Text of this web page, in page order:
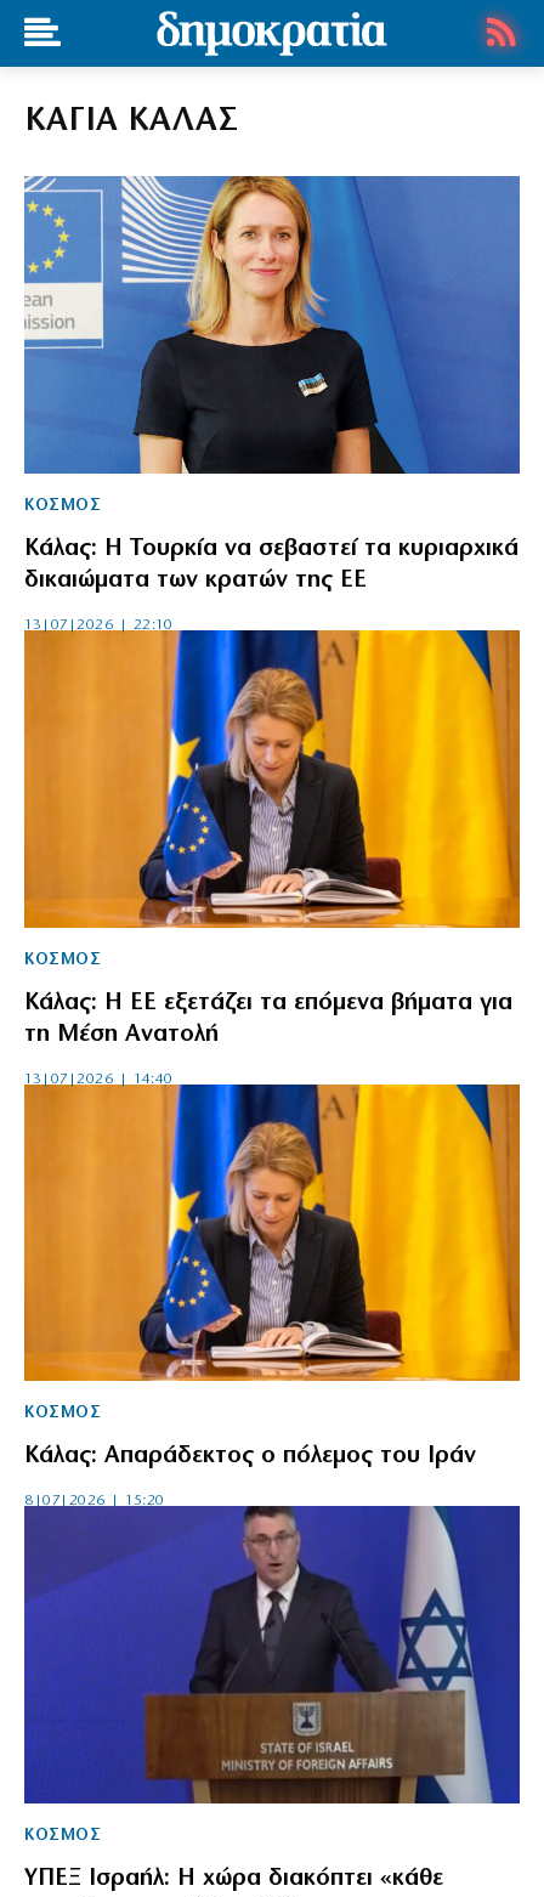
ΚΑΓΙΑ ΚΑΛΑΣ
ΚΟΣΜΟΣ
Κάλας: Η Τουρκία να σεβαστεί τα κυριαρχικά
δικαιώματα των κρατών της ΕΕ
13|07|2026 | 22:10
ΚΟΣΜΟΣ
Κάλας: Η ΕΕ εξετάζει τα επόμενα βήματα για
τη Μέση Ανατολή
13|07|2026 | 14:40
ΚΟΣΜΟΣ
Κάλας: Απαράδεκτος ο πόλεμος του Ιράν
8|07|2026 | 15:20
ΚΟΣΜΟΣ
ΥΠΕΞ Ισραήλ: Η χώρα διακόπτει «κάθε